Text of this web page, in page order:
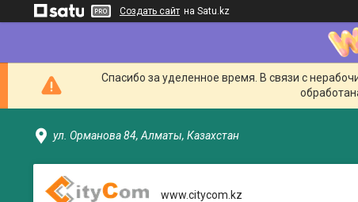
Создать сайт на Satu.kz
Спасибо за уделенное время. В связи с
ул. Орманова 84, Алматы, Казахстан
www.citycom.kz